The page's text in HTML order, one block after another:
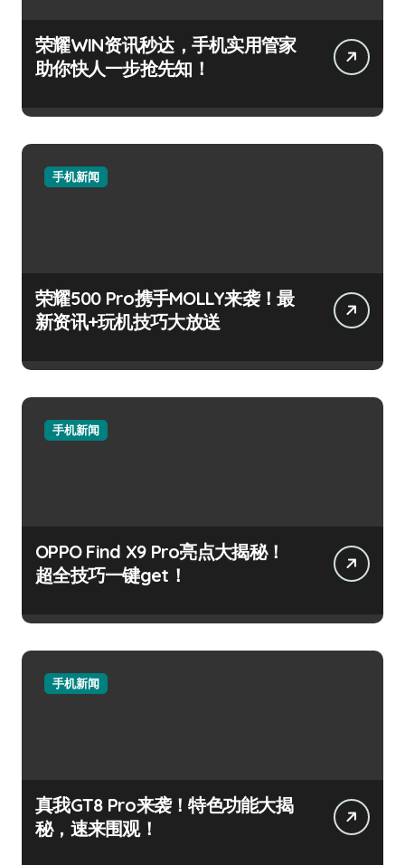
荣耀WIN资讯秒达，手机实用管家
助你快人一步抢先知！
手机新闻
荣耀500 Pro携手MOLLY来袭！最
新资讯+玩机技巧大放送
手机新闻
OPPO Find X9 Pro亮点大揭秘！
超全技巧一键get！
手机新闻
真我GT8 Pro来袭！特色功能大揭
秘，速来围观！